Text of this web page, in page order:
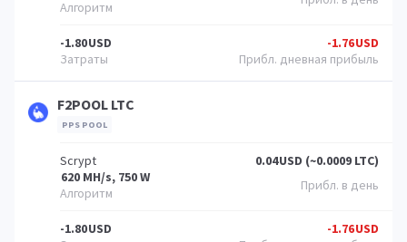
-1.80USD -1.76USD
F2POOL LTC
PPS POOL
Scrypt
620 MH/s, 750 W
0.04USD (~0.0009 LTC)
-1.80USD -1.76USD